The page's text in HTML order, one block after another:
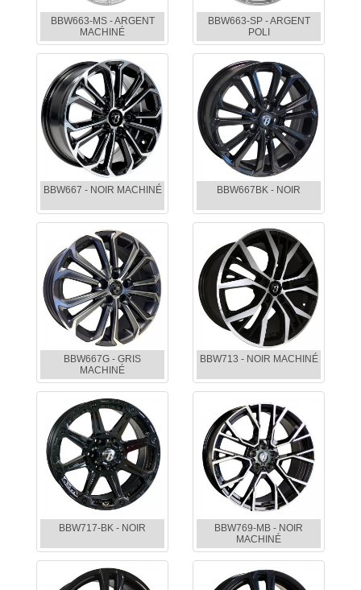
BBW663-MS - ARGENT
MACHINÉ
BBW663-SP - ARGENT
POLI
BBW667 - NOIR MACHINÉ BBW667BK - NOIR
BBW667G - GRIS
MACHINÉ
BBW713 - NOIR MACHINÉ
BBW717-BK - NOIR
BBW769-MB - NOIR
MACHINÉ